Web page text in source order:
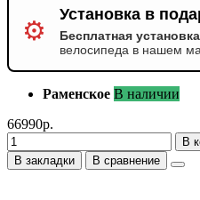
⚙️
Установка в
Бесплатная
велосипеда в нашем
Раменское В наличии
66990р.
В
В закладки
В сравнение